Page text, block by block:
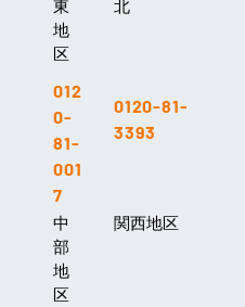
東
地
区
012
0-
81-
001
7
北
0120-81-
3393
中
部
地
区
関西地区